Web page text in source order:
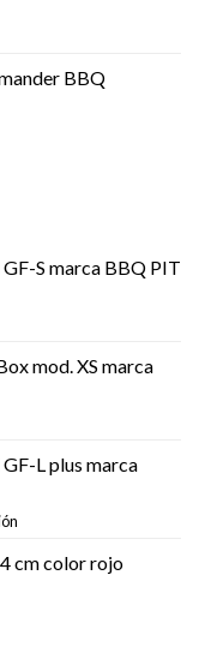
BBQ
S marca BBQ PIT
mod. XS marca
L plus marca
cm color rojo